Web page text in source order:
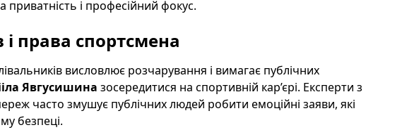
приватність і професійний фокус.
і права спортсмена
висловлює розчарування і вимагає публічних
Явгусишина зосередитися на спортивній кар’єрі. Експерти з
часто змушує публічних людей робити емоційні заяви, які
безпеці.